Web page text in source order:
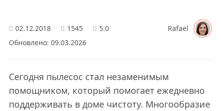
02.12.2018 1545 5.0
Rafael
Обновлено: 09.03.2026
Сегодня пылесос стал незаменимым
помощником, который помогает ежедневно
поддерживать в доме чистоту. Многообразие